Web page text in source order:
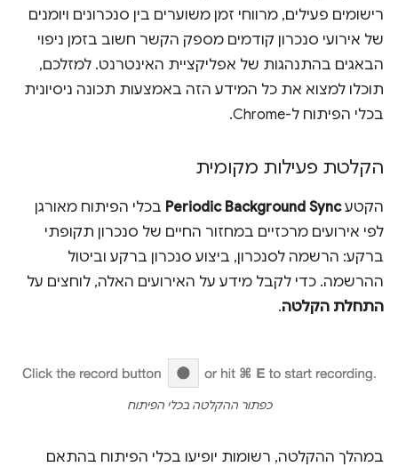
רישומים פעילים, מרווחי זמן משוערים בין סנכרונים ויומנים
של אירועי סנכרון קודמים מספק הקשר חשוב בזמן ניפוי
הבאגים בהתנהגות של אפליקציית האינטרנט. למזלכם,
תוכלו למצוא את כל המידע הזה באמצעות תכונה ניסיונית
בכלי הפיתוח ל-Chrome.
הקלטת פעילות מקומית
הקטעPeriodic Background Sync בכלי הפיתוח מאורגן
לפי אירועים מרכזיים במחזור החיים של סנכרון תקופתי
ברקע: הרשמה לסנכרון, ביצוע סנכרון ברקע וביטול
ההרשמה. כדי לקבל מידע על האירועים האלה, לוחצים על
התחלת הקלטה.
כפתור ההקלטה בכלי הפיתוח
במהלך ההקלטה, רשומות יופיעו בכלי הפיתוח בהתאם